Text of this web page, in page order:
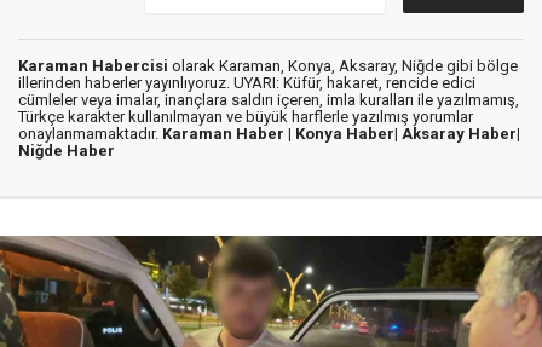
Karaman Habercisi olarak Karaman, Konya, Aksaray, Niğde gibi bölge
illerinden haberler yayınlıyoruz. UYARI: Küfür, hakaret, rencide edici
cümleler veya imalar, inançlara saldırı içeren, imla kuralları ile yazılmamış,
Türkçe karakter kullanılmayan ve büyük harflerle yazılmış yorumlar
onaylanmamaktadır. Karaman Haber | Konya Haber| Aksaray Haber|
Niğde Haber